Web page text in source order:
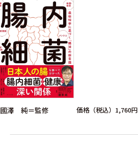
國澤 純＝監修 価格（税込）1,760円